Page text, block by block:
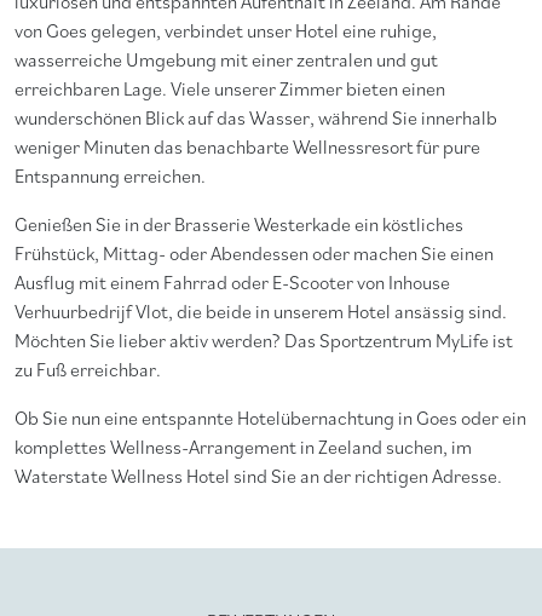
von Goes gelegen, verbindet unser Hotel eine ruhige,
wasserreiche Umgebung mit einer zentralen und gut
erreichbaren Lage. Viele unserer Zimmer bieten einen
wunderschönen Blick auf das Wasser, während Sie innerhalb
weniger Minuten das benachbarte Wellnessresort für pure
Entspannung erreichen.
Genießen Sie in der Brasserie Westerkade ein köstliches
Frühstück, Mittag- oder Abendessen oder machen Sie einen
Ausflug mit einem Fahrrad oder E-Scooter von Inhouse
Verhuurbedrijf Vlot, die beide in unserem Hotel ansässig sind.
Möchten Sie lieber aktiv werden? Das Sportzentrum MyLife ist
zu Fuß erreichbar.
Ob Sie nun eine entspannte Hotelübernachtung in Goes oder ein
komplettes Wellness-Arrangement in Zeeland suchen, im
Waterstate Wellness Hotel sind Sie an der richtigen Adresse.